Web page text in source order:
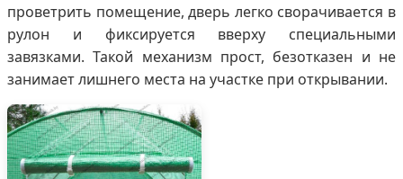
проветрить помещение, дверь легко сворачивается в
рулон и фиксируется вверху специальными
завязками. Такой механизм прост, безотказен и не
занимает лишнего места на участке при открывании.